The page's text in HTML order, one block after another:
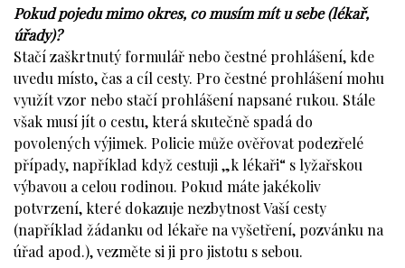
Pokud pojedu mimo okres, co musím mít u sebe (lékař,
úřady)?
Stačí zaškrtnutý formulář nebo čestné prohlášení, kde
uvedu místo, čas a cíl cesty. Pro čestné prohlášení mohu
využít vzor nebo stačí prohlášení napsané rukou. Stále
však musí jít o cestu, která skutečně spadá do
povolených výjimek. Policie může ověřovat podezřelé
případy, například když cestuji „k lékaři“ s lyžařskou
výbavou a celou rodinou. Pokud máte jakékoliv
potvrzení, které dokazuje nezbytnost Vaší cesty
(například žádanku od lékaře na vyšetření, pozvánku na
úřad apod.), vezměte si ji pro jistotu s sebou.